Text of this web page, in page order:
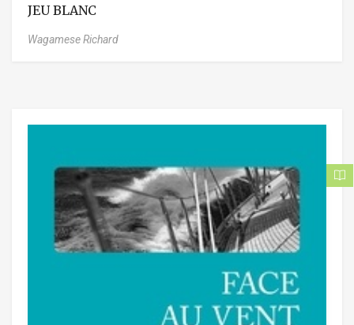
JEU BLANC
Wagamese Richard